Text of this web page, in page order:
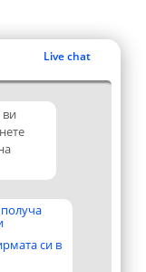
Live chat
си в